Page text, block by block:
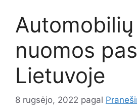
Automobilių
nuomos
Lietuvoje
8 rugsėjo, 2022 pagal